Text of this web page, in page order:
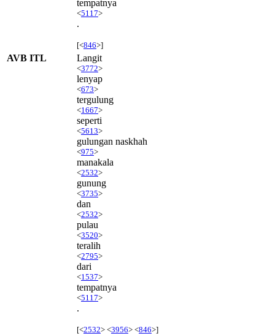
tempatnya
<5117>
.
[<846>]
AVB ITL Langit
<3772>
lenyap
<673>
tergulung
<1667>
seperti
<5613>
gulungan naskhah
<975>
manakala
<2532>
gunung
<3735>
dan
<2532>
pulau
<3520>
teralih
<2795>
dari
<1537>
tempatnya
<5117>
.
[<2532> <3956> <846>]